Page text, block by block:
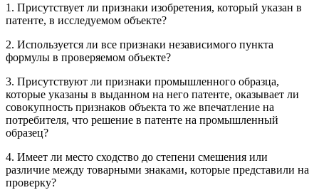
1. Присутствует ли признаки изобретения, который указан в
патенте, в исследуемом объекте?
2. Используется ли все признаки независимого пункта
формулы в проверяемом объекте?
3. Присутствуют ли признаки промышленного образца,
которые указаны в выданном на него патенте, оказывает ли
совокупность признаков объекта то же впечатление на
потребителя, что решение в патенте на промышленный
образец?
4. Имеет ли место сходство до степени смешения или
различие между товарными знаками, которые представили на
проверку?